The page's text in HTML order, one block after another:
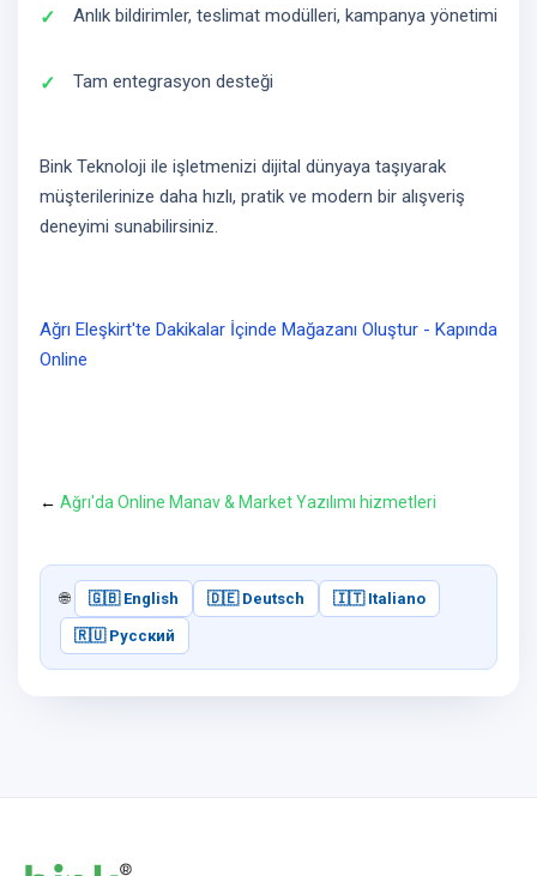
Anlık bildirimler, teslimat modülleri, kampanya yönetimi
Tam entegrasyon desteği
Bink Teknoloji ile işletmenizi dijital dünyaya taşıyarak
müşterilerinize daha hızlı, pratik ve modern bir alışveriş
deneyimi sunabilirsiniz.
Ağrı Eleşkirt'te Dakikalar İçinde Mağazanı Oluştur - Kapında
Online
← Ağrı'da Online Manav & Market Yazılımı hizmetleri
🌐 🇬🇧 English 🇩🇪 Deutsch 🇮🇹 Italiano
🇷🇺 Русский